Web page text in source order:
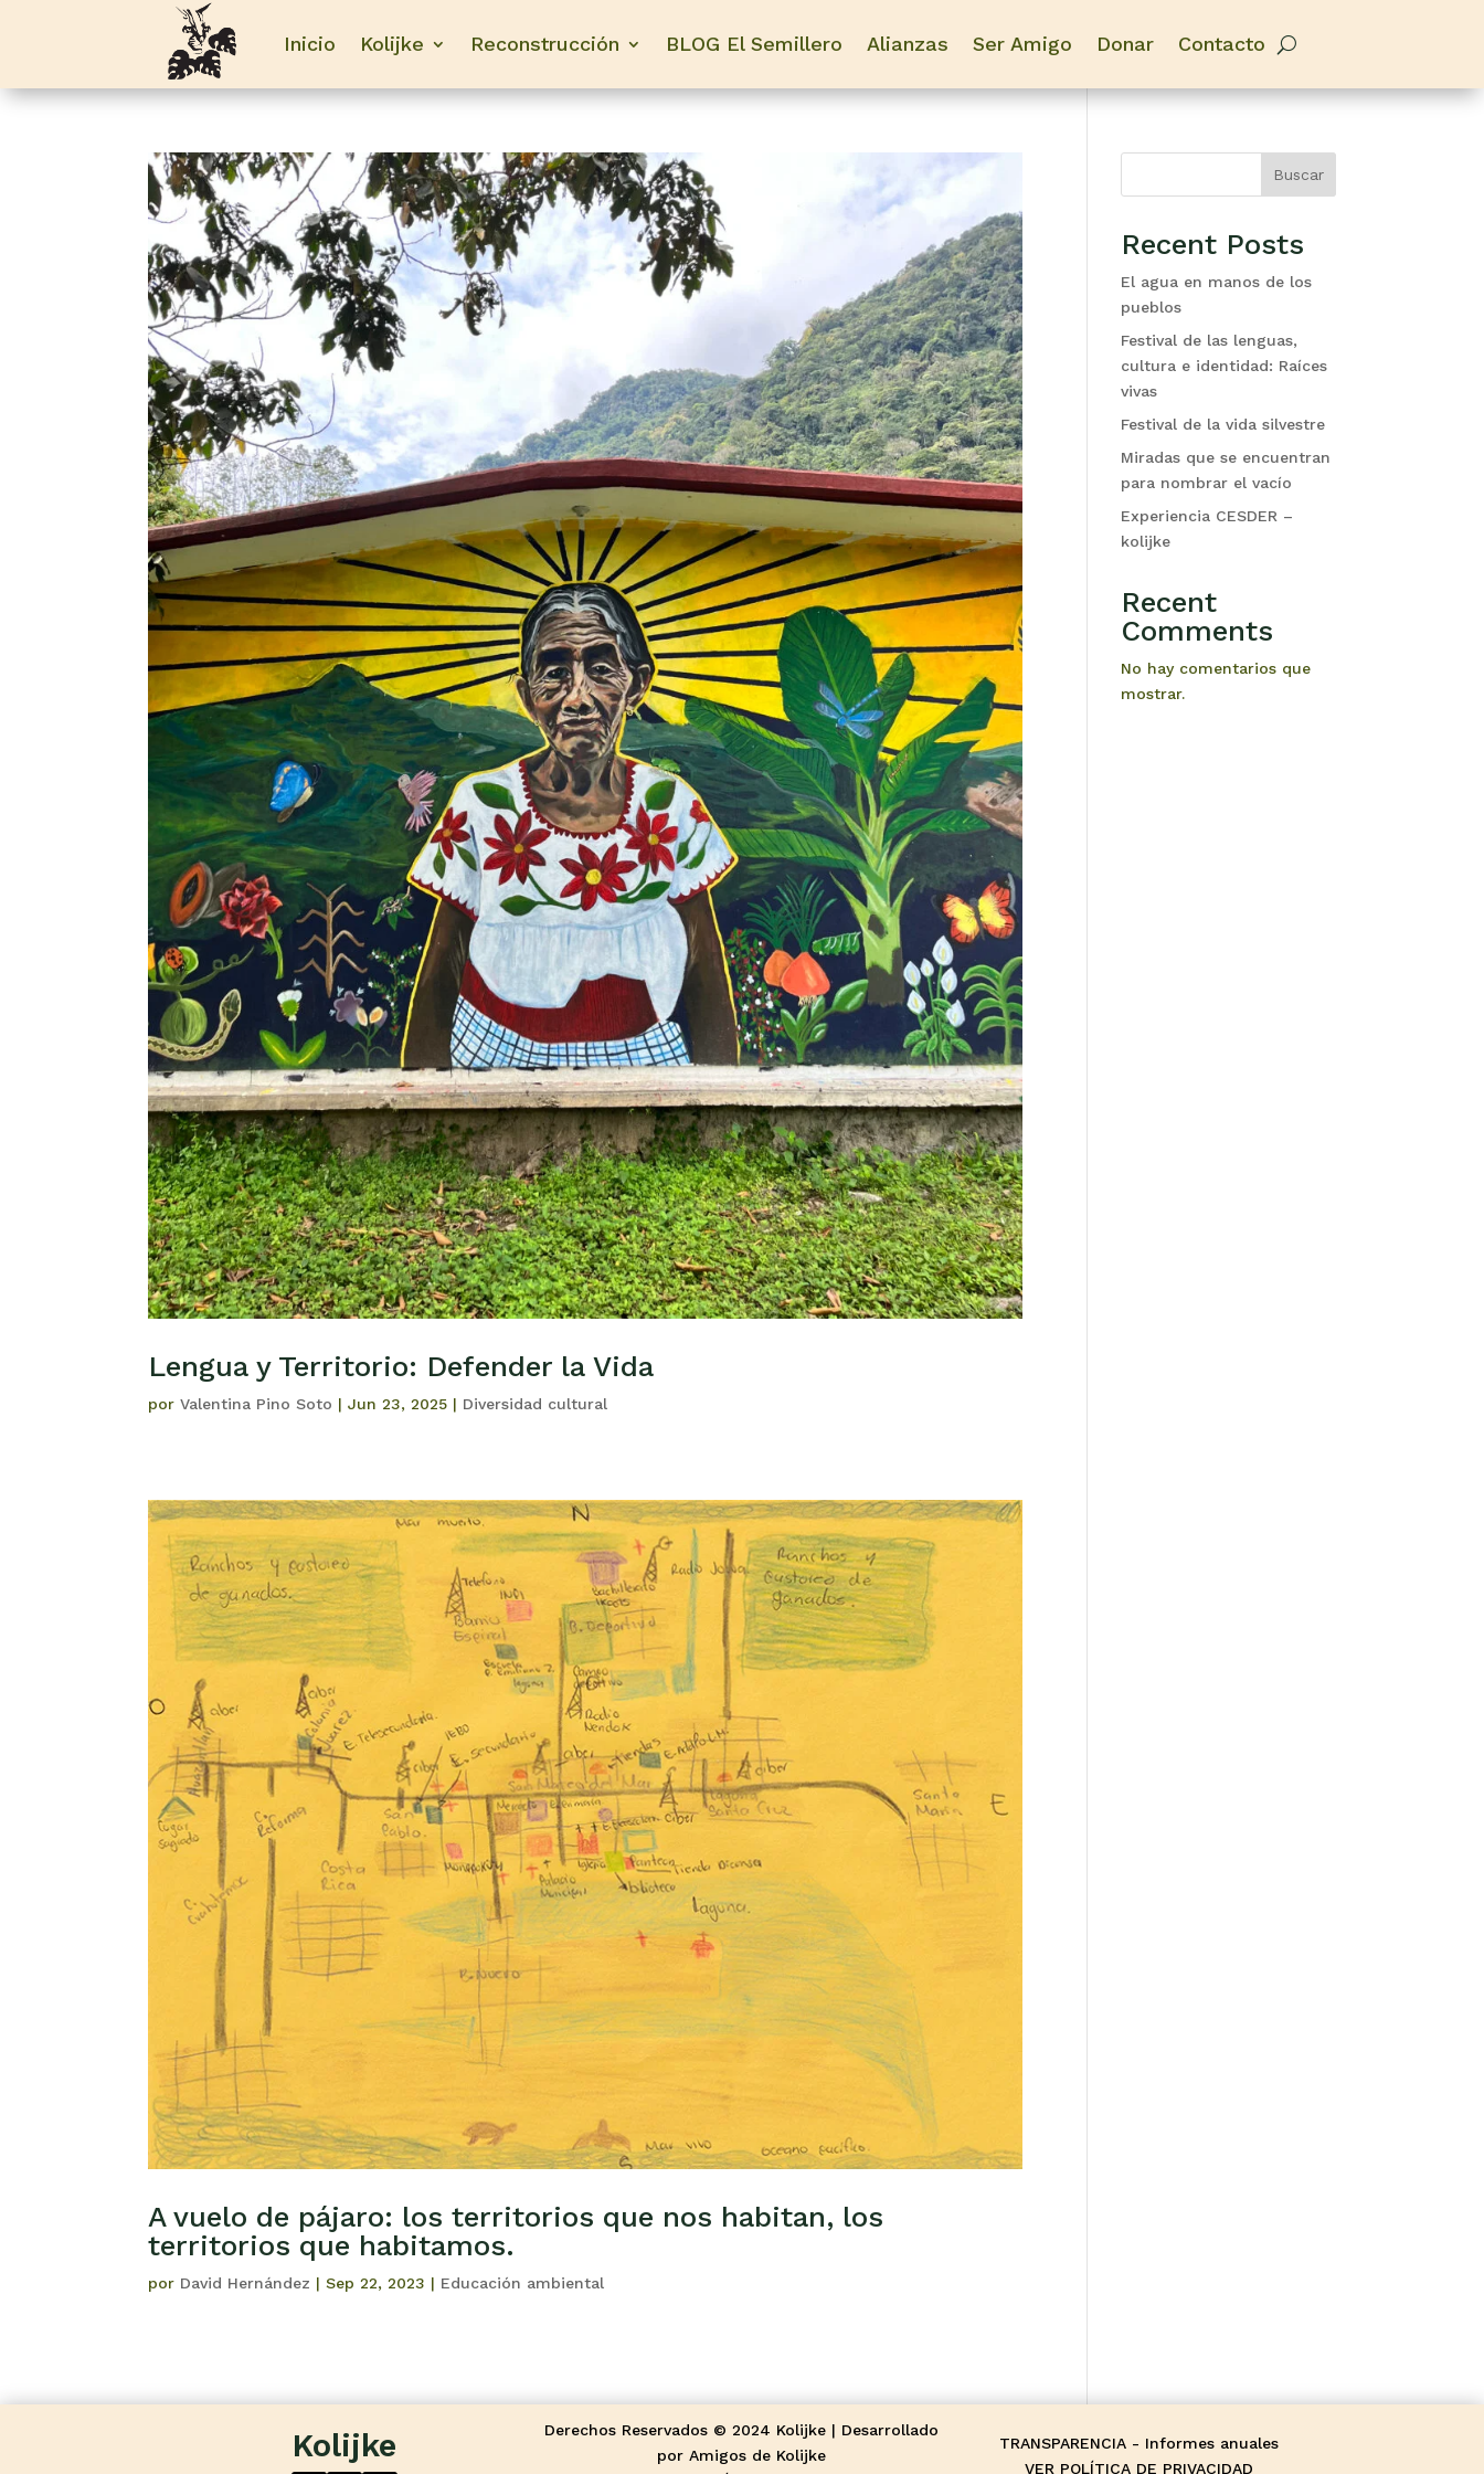
Inicio Kolijke Reconstrucción BLOG El Semillero Alianzas Ser Amigo Donar Contacto
Lengua y Territorio: Defender la Vida
porValentina Pino Soto |Jun 23, 2025 | Diversidad cultural
A vuelo de pájaro: los territorios que nos habitan, los
territorios que habitamos.
por David Hernández |Sep 22, 2023 | Educación ambiental
Buscar
Recent Posts
El agua en manos de los
pueblos
Festival de las lenguas,
cultura e identidad: Raíces
vivas
Festival de la vida silvestre
Miradas que se encuentran
para nombrar el vacío
Experiencia CESDER –
kolijke
Recent
Comments
No hay comentarios que
mostrar.
Kolijke
Derechos Reservados © 2024 Kolijke | Desarrollado
por Amigos de Kolijke
TRANSPARENCIA - Informes anuales
VER POLÍTICA DE PRIVACIDAD